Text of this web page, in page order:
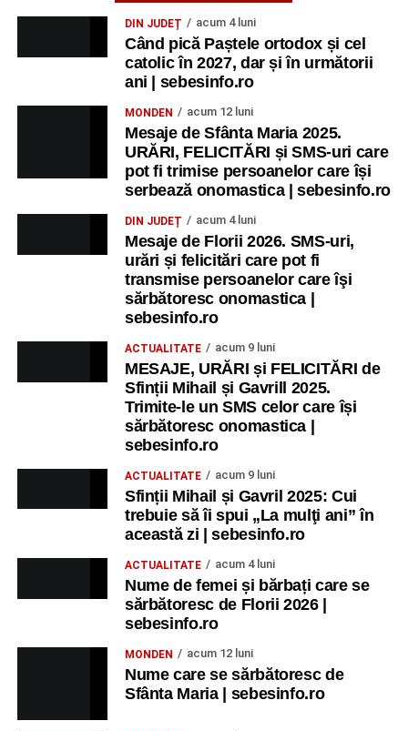
DIN JUDEȚ acum 4 luni
Când pică Paștele ortodox și cel
catolic în 2027, dar și în următorii
ani | sebesinfo.ro
MONDEN acum 12 luni
Mesaje de Sfânta Maria 2025.
URĂRI, FELICITĂRI și SMS-uri care
pot fi trimise persoanelor care își
serbează onomastica | sebesinfo.ro
DIN JUDEȚ acum 4 luni
Mesaje de Florii 2026. SMS-uri,
urări și felicitări care pot fi
transmise persoanelor care îşi
sărbătoresc onomastica |
sebesinfo.ro
ACTUALITATE acum 9 luni
MESAJE, URĂRI și FELICITĂRI de
Sfinții Mihail și Gavrill 2025.
Trimite-le un SMS celor care își
sărbătoresc onomastica |
sebesinfo.ro
ACTUALITATE acum 9 luni
Sfinții Mihail și Gavril 2025: Cui
trebuie să îi spui „La mulţi ani” în
această zi | sebesinfo.ro
ACTUALITATE acum 4 luni
Nume de femei și bărbați care se
sărbătoresc de Florii 2026 |
sebesinfo.ro
MONDEN acum 12 luni
Nume care se sărbătoresc de
Sfânta Maria | sebesinfo.ro